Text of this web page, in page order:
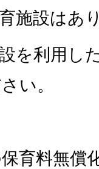
施設はあ
を利用し
い。
育料無償